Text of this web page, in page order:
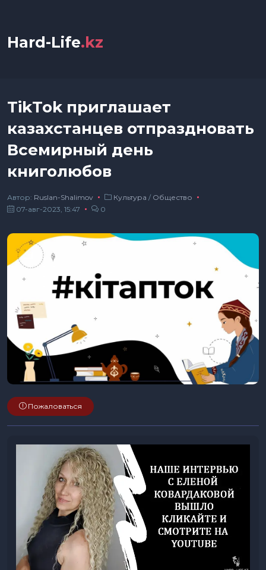
Hard-Life.kz
TikTok приглашает
казахстанцев отпраздновать
Всемирный день
книголюбов
Автор: Ruslan-Shalimov Культура / Общество
07-авг-2023, 15:47
0
Пожаловаться